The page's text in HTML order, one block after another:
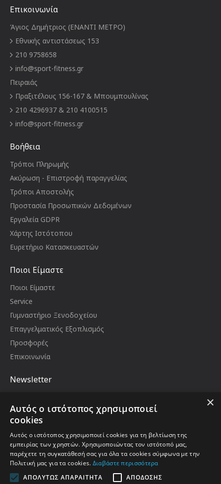
Επικοινωνία
Άγιος Δημήτριος (ΕΝΑΝΤΙ ΜΕΤΡΟ)
Εθνικής αντιστάσεως 153
210 9758658
info@sport-fitness.gr
Πειραιάς
Πραξιτέλους 156-167 & Μπουμπουλίνας
210 4296937 & 210 4100515
info@sport-fitness.gr
Βοήθεια
Τρόποι Πληρωμής
Ακύρωση - Επιστροφή παραγγελίας
Τρόποι Αποστολής
Προστασία Προσωπικών Δεδομένων
Εργαλεία GDPR
Χάρτης Ιστότοπου
Ευρετήριο Κατασκευαστών
Ποιοι Είμαστε
Ποιοι Είμαστε
Service
Γυμναστήριο Ξενοδοχείου
Επαγγελματικός Εξοπλισμός
Προσφορές
Επικοινωνία
Newsletter
εγγραφείτε στο newsletter μας
Email
Έχω διαβάσει και αποδέχομαι τους Όροι Χρήσης
×
Αυτός ο ιστότοπος χρησιμοποιεί
cookies
Αυτός ο ιστότοπος χρησιμοποιεί cookies για τη βελτίωση της
εμπειρίας των χρηστών. Χρησιμοποιώντας τον ιστότοπό μας,
παρέχετε τη συγκατάθεσή σας για όλα τα cookies σύμφωνα με την
Πολιτική μας για τα cookies. Διαβάστε περισσότερα
ΑΠΟΛΎΤΩΣ ΑΠΑΡΑΊΤΗΤΑ
ΑΠΌΔΟΣΗΣ